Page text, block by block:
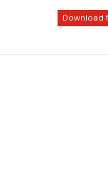
Download